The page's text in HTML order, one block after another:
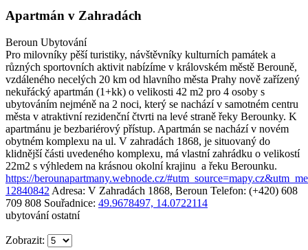
Apartmán v Zahradách
Beroun Ubytování
Pro milovníky pěší turistiky, návštěvníky kulturních památek a
různých sportovních aktivit nabízíme v královském městě Berouně,
vzdáleného necelých 20 km od hlavního města Prahy nově zařízený
nekuřácký apartmán (1+kk) o velikosti 42 m2 pro 4 osoby s
ubytováním nejméně na 2 noci, který se nachází v samotném centru
města v atraktivní rezidenční čtvrti na levé straně řeky Berounky. K
apartmánu je bezbariérový přístup. Apartmán se nachází v novém
obytném komplexu na ul. V zahradách 1868, je situovaný do
klidnější části uvedeného komplexu, má vlastní zahrádku o velikostí
22m2 s výhledem na krásnou okolní krajinu a řeku Berounku.
https://berounapartmany.webnode.cz/
12840842 Adresa: V Zahradách 1868, Beroun Telefon: (+420) 608
709 808 Souřadnice: 49.9678497, 14.0722114
ubytování ostatní
Zobrazit: